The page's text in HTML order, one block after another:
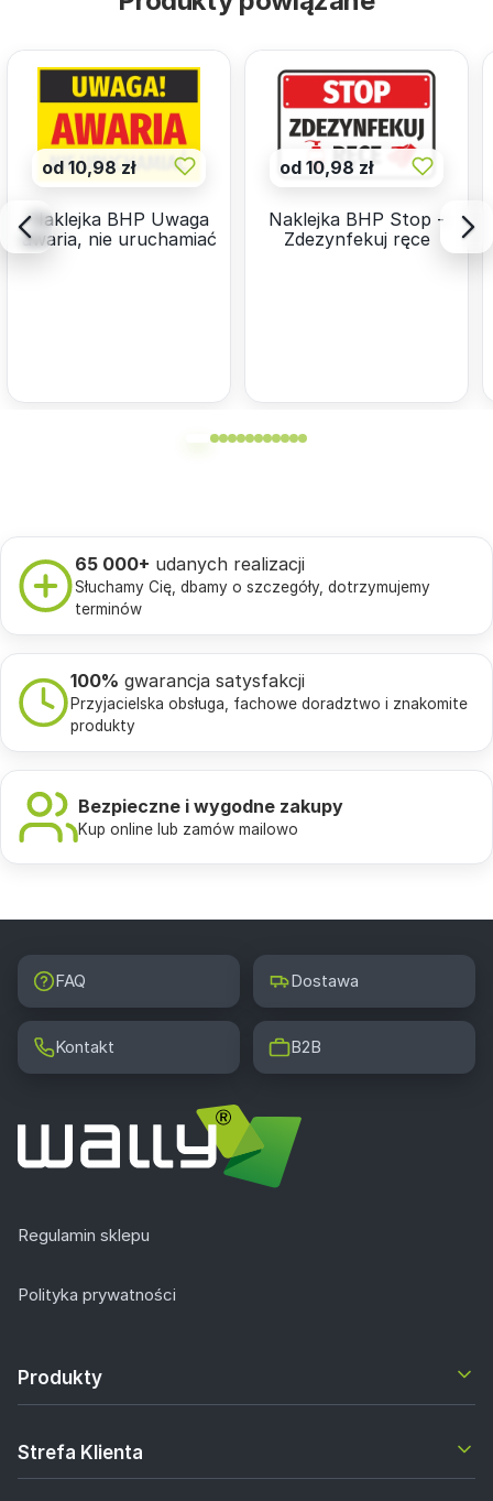
od 10,98 zł
Naklejka BHP Uwaga
awaria, nie uruchamiać
od 10,98 zł
Naklejka BHP Stop -
Zdezynfekuj ręce
65 000+ udanych realizacji
Słuchamy Cię, dbamy o szczegóły, dotrzymujemy
terminów
100% gwarancja satysfakcji
Przyjacielska obsługa, fachowe doradztwo i znakomite
produkty
Bezpieczne i wygodne zakupy
Kup online lub zamów mailowo
FAQ Dostawa
Kontakt B2B
Regulamin sklepu
Polityka prywatności
Produkty
Strefa Klienta